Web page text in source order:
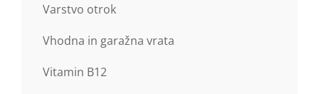
Varstvo otrok
Vhodna in garažna vrata
Vitamin B12